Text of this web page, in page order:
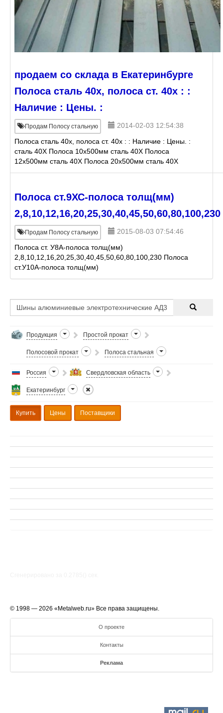
продаем со склада в Екатеринбурге
Полоса сталь 40х, полоса ст. 40х : :
Наличие : Цены. :
Продам Полосу стальную
2014-02-03 12:54:38
Полоса сталь 40х, полоса ст. 40х : : Наличие : Цены. :
сталь 40Х Полоса 10х500мм сталь 40Х Полоса
12х500мм сталь 40Х Полоса 20х500мм сталь 40Х
Полоса 30х500мм сталь 40Х Полоса 40х500мм сталь
Полоса ст.9ХС-полоса толщ(мм)
2,8,10,12,16,20,25,30,40,45,50,60,80,100,230
Продам Полосу стальную
2015-08-03 07:54:46
Полоса ст. У8А-полоса толщ(мм)
2,8,10,12,16,20,25,30,40,45,50,60,80,100,230 Полоса
ст.У10А-полоса толщ(мм)
2,8,10,12,16,20,25,30,40,45,50,60,80,100,230 Полоса
Продукция Простой прокат
Полосовой прокат Полоса стальная
Россия Свердловская область
Екатеринбург
Купить Цены Поставщики
© 1998 — 2026 «Metalweb.ru» Все права защищены.
О проекте
Контакты
Реклама